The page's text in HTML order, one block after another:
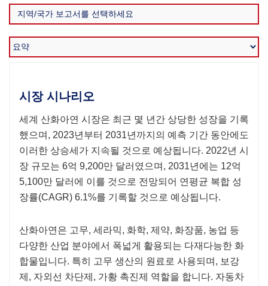
시장 시나리오
세계 산화아연 시장은 최근 몇 년간 상당한 성장을 기록
했으며, 2023년부터 2031년까지의 예측 기간 동안에도
이러한 상승세가 지속될 것으로 예상됩니다. 2022년 시
장 규모는 6억 9,200만 달러였으며, 2031년에는 12억
5,100만 달러에 이를 것으로 전망되어 연평균 복합 성
장률(CAGR) 6.1%를 기록할 것으로 예상됩니다.
산화아연은 ​​고무, 세라믹, 화학, 제약, 화장품, 농업 등
다양한 산업 분야에서 폭넓게 활용되는 다재다능한 화
합물입니다. 특히 고무 생산의 원료로 사용되며, 보강
제, 자외선 차단제, 가황 촉진제 역할을 합니다. 자동차